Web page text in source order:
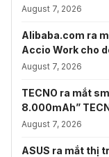
August 7, 2026
Alibaba.com ra
Accio Work cho
August 7, 2026
TECNO ra mắt
8.000mAh”
August 7, 2026
ASUS ra mắt thị